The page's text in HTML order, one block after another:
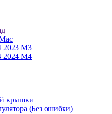
2023 M3
2024 M4
крышки
(Без ошибки)